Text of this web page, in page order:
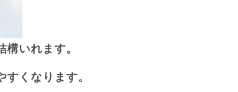
いれます。
くなります。